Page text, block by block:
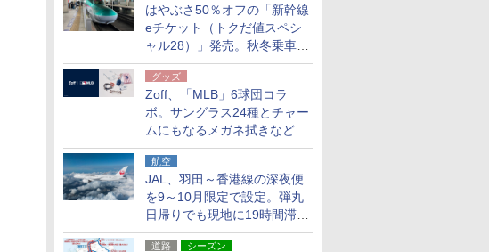
はやぶさ50％オフの「新幹線
eチケット（トクだ値スペシ
ャル28）」発売。秋冬乗車
分、えきねっと限定
グッズ
Zoff、「MLB」6球団コラ
ボ。サングラス24種とチャー
ムにもなるメガネ拭きなど雑
貨24種
航空
JAL、羽田～香港線の深夜便
を9～10月限定で設定。弾丸
日帰りでも現地に19時間滞在
できる
道路 シーズン